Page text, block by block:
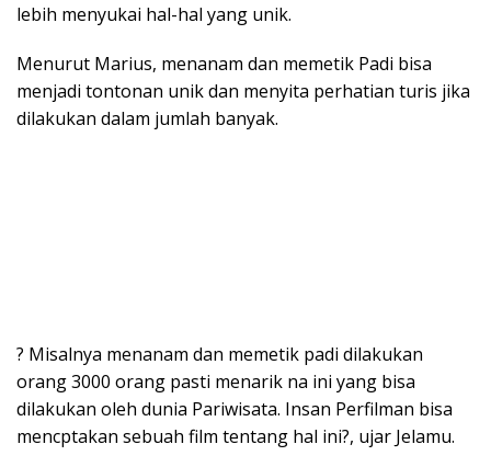
lebih menyukai hal-hal yang unik.
Menurut Marius, menanam dan memetik Padi bisa
menjadi tontonan unik dan menyita perhatian turis jika
dilakukan dalam jumlah banyak.
? Misalnya menanam dan memetik padi dilakukan
orang 3000 orang pasti menarik na ini yang bisa
dilakukan oleh dunia Pariwisata. Insan Perfilman bisa
mencptakan sebuah film tentang hal ini?, ujar Jelamu.